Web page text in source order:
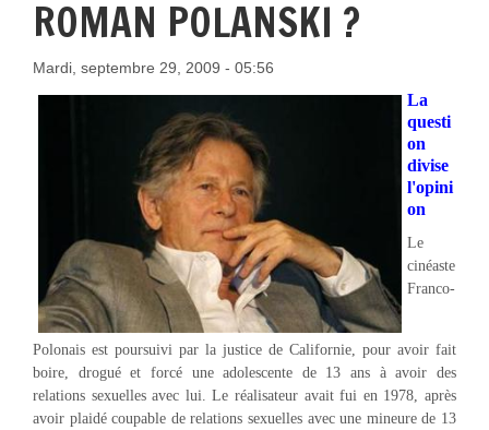
ROMAN POLANSKI ?
Mardi, septembre 29, 2009 - 05:56
La
questi
on
divise
l'opini
on
Le
cinéaste
Franco-
Polonais est poursuivi par la justice de Californie, pour avoir fait
boire, drogué et forcé une adolescente de 13 ans à avoir des
relations sexuelles avec lui. Le réalisateur avait fui en 1978, après
avoir plaidé coupable de relations sexuelles avec une mineure de 13